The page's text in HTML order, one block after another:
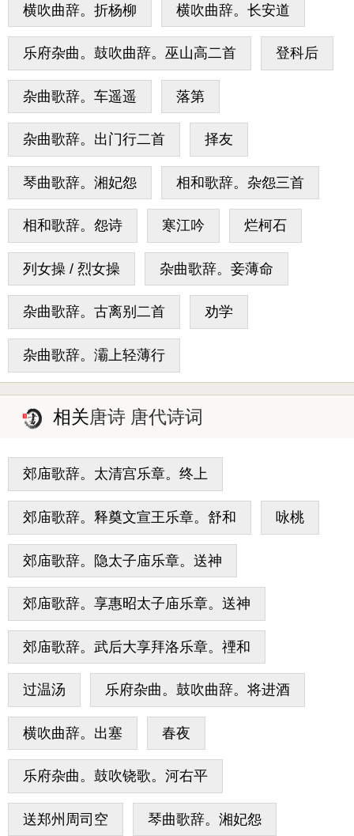
横吹曲辞。折杨柳 横吹曲辞。长安道
乐府杂曲。鼓吹曲辞。巫山高二首 登科后
杂曲歌辞。车遥遥 落第
杂曲歌辞。出门行二首 择友
琴曲歌辞。湘妃怨 相和歌辞。杂怨三首
相和歌辞。怨诗 寒江吟 烂柯石
列女操 / 烈女操 杂曲歌辞。妾薄命
杂曲歌辞。古离别二首 劝学
杂曲歌辞。灞上轻薄行
相关唐诗 唐代诗词
郊庙歌辞。太清宫乐章。终上
郊庙歌辞。释奠文宣王乐章。舒和 咏桃
郊庙歌辞。隐太子庙乐章。送神
郊庙歌辞。享惠昭太子庙乐章。送神
郊庙歌辞。武后大享拜洛乐章。禋和
过温汤 乐府杂曲。鼓吹曲辞。将进酒
横吹曲辞。出塞 春夜
乐府杂曲。鼓吹铙歌。河右平
送郑州周司空 琴曲歌辞。湘妃怨